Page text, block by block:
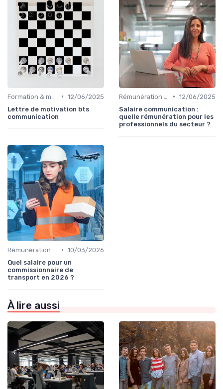
• 12/06/2025
Lettre de motivation bts
communication
• 12/06/2025
Salaire communication :
quelle rémunération pour les
professionnels du secteur ?
• 10/03/2026
Quel salaire pour un
commissionnaire de
transport en 2026 ?
À lire aussi